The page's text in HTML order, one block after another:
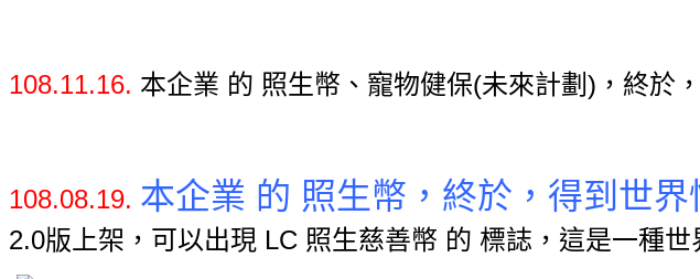
108.11.16. 本企業 的 照生幣、寵物健保(未來計劃)，終於
108.08.19. 本企業 的 照生幣，終於，得到世界
2.0版上架，可以出現 LC 照生慈善幣 的 標誌，這是一種世